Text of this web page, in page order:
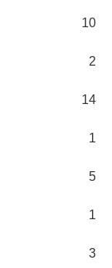
10
2
14
1
5
1
3